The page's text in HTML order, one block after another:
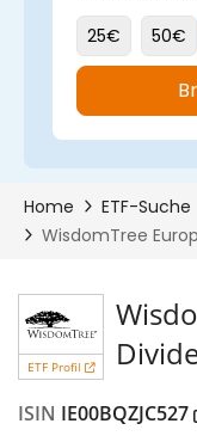
ETF Profil
ISIN IE00BQZJC527